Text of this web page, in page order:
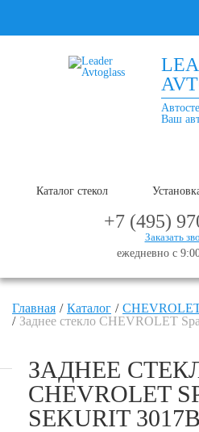
Ваш
Каталог стекол
+7 (495)
Заказать
ежедневно с
Главная Каталог
Заднее стекло CHEVROLET
ЗАДНЕЕ
CHEVROLET
SEKURIT